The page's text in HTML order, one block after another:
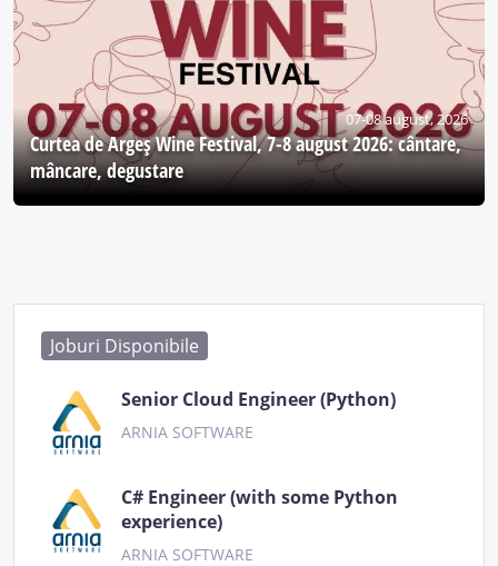
07-08 august, 2026
Curtea de Argeş Wine Festival, 7-8 august 2026: cântare,
mâncare, degustare
Joburi Disponibile
Senior Cloud Engineer (Python)
ARNIA SOFTWARE
C# Engineer (with some Python
experience)
ARNIA SOFTWARE